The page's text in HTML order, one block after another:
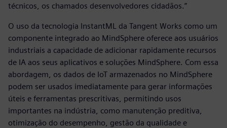
técnicos, os chamados desenvolvedores cidadãos.”
O uso da tecnologia InstantML da Tangent Works como um
componente integrado ao MindSphere oferece aos usuários
industriais a capacidade de adicionar rapidamente recursos
de IA aos seus aplicativos e soluções MindSphere. Com essa
abordagem, os dados de IoT armazenados no MindSphere
podem ser usados imediatamente para gerar informações
úteis e ferramentas prescritivas, permitindo usos
importantes na indústria, como manutenção preditiva,
otimização do desempenho, gestão da qualidade e